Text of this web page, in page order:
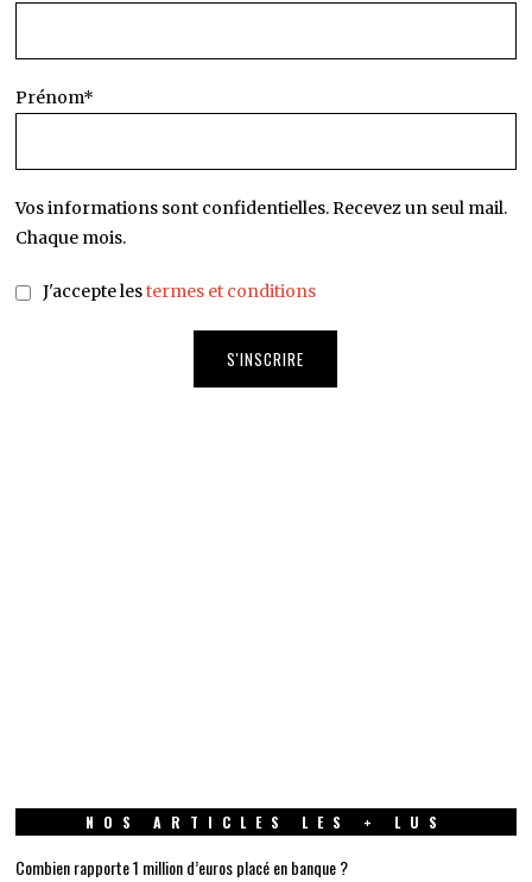
Prénom*
Vos informations sont confidentielles. Recevez un seul mail.
Chaque mois.
J'accepte lestermes et conditions
NOS ARTICLES LES + LUS
Combien rapporte 1 million d’euros placé en banque ?